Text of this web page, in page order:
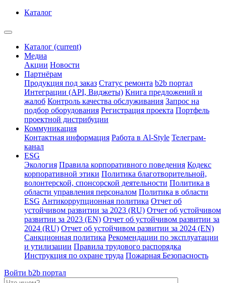
Каталог
Каталог (current)
Медиа
Акции Новости
Партнёрам
Продукция под заказ Статус ремонта b2b портал
Интеграции (API, Виджеты) Книга предложений и
жалоб Контроль качества обслуживания Запрос на
подбор оборудования Регистрация проекта Портфель
проектной дистрибуции
Коммуникация
Контактная информация Работа в Al-Style Телеграм-
канал
ESG
Экология Правила корпоративного поведения Кодекс
корпоративной этики Политика благотворительной,
волонтерской, спонсорской деятельности Политика в
области управления персоналом Политика в области
ESG Антикоррупционная политика Отчет об
устойчивом развитии за 2023 (RU) Отчет об устойчивом
развитии за 2023 (EN) Отчет об устойчивом развитии за
2024 (RU) Отчет об устойчивом развитии за 2024 (EN)
Санкционная политика Рекомендации по эксплуатации
и утилизации Правила трудового распорядка
Инструкция по охране труда Пожарная Безопасность
Войти b2b портал